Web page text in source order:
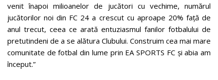
venit înapoi milioanelor de jucători cu vechime, numărul
jucătorilor noi din FC 24 a crescut cu aproape 20% față de
anul trecut, ceea ce arată entuziasmul fanilor fotbalului de
pretutindeni de a se alătura Clubului. Construim cea mai mare
comunitate de fotbal din lume prin EA SPORTS FC și abia am
început.”